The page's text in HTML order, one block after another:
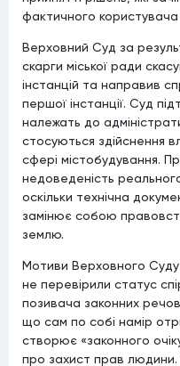
фактичного користувача
Верховний Суд за
скарги міської ради
інстанцій та направив
першої інстанції. Суд
належать до
стосуються здійснення
сфері містобудування.
недоведеність
оскільки технічна
замінює собою
землю.
Мотиви Верховного
не перевірили статус
позивача законних
що сам по собі намір
створює «законного
про захист прав